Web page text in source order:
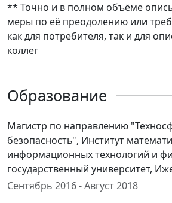
** Точно и в полном объёме
меры по её преодолению или
как для потребителя, так и для
коллег
Образование
Магистр по направлению
безопасность", Институт
информационных технологий и
государственный университет,
Сентябрь 2016 - Август 2018